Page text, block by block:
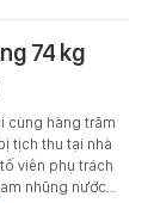
74 kg
cùng hàng trăm
tịch thu tại nhà
viên phụ trách
nhũng nước…